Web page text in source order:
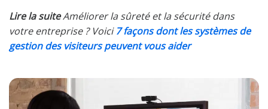
Lire la suiteAméliorer la sûreté et la sécurité dans
votre entreprise ? Voici7 façons dont les systèmes de
gestion des visiteurs peuvent vous aider